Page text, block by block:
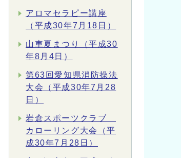
アロマセラピー講座
（平成30年7月18日）
山車夏まつり（平成30
年8月4日）
第63回愛知県消防操法
大会（平成30年7月28
日）
岩倉スポーツクラブ
カローリング大会（平
成30年7月28日）